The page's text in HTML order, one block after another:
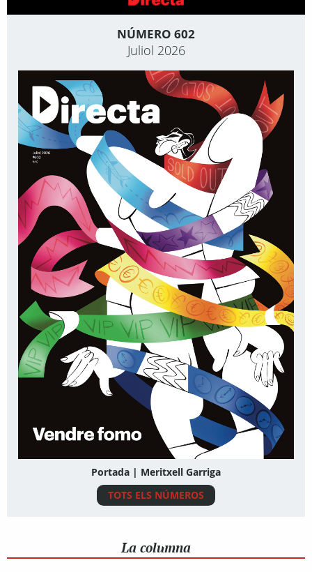
NÚMERO 602
Juliol 2026
Portada | Meritxell Garriga
TOTS ELS NÚMEROS
La columna